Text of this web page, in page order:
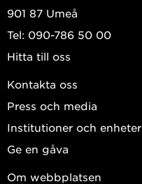
901 87 Umeå
Tel: 090-786 50 00
Hitta till oss
Kontakta oss
Press och media
Institutioner och enheter
Ge en gåva
Om webbplatsen